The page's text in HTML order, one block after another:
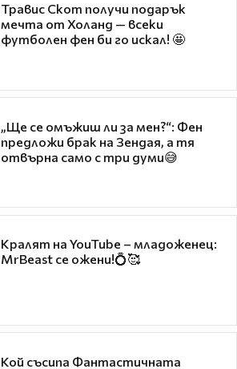
Травис Скот получи подарък
мечта от Холанд — всеки
футболен фен би го искал! 🤩
„Ще се омъжиш ли за мен?“: Фен
предложи брак на Зендая, а тя
отвърна само с три думи😅
Кралят на YouTube – младоженец:
MrBeast се ожени!💍🥰
Кой съсипа Фантастичната